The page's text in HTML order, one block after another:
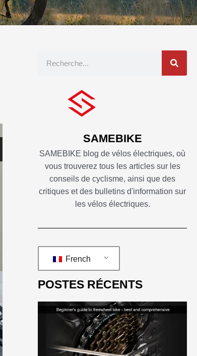
SAMEBIKE
SAMEBIKE blog de vélos électriques, où
vous trouverez tous les articles sur les
conseils de cyclisme, ainsi que des
critiques et des bulletins d'information sur
les vélos électriques.
French
POSTES RÉCENTS